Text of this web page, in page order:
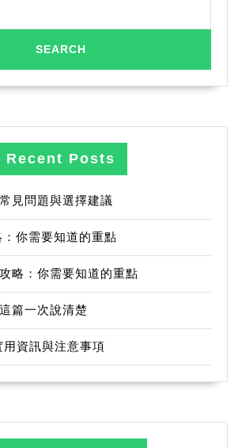
Recent Posts
見問題與選擇建議
你需要知道的重點
略：你需要知道的重點
篇一次說清楚
資訊與注意事項